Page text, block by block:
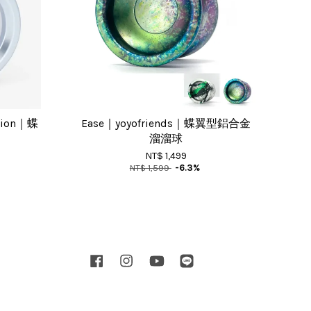
｜蝶
Ease｜yoyofriends｜蝶翼型鋁合金
溜溜球
NT$ 1,499
NT$ 1,599 -6.3%
Facebook InstagramYouTube